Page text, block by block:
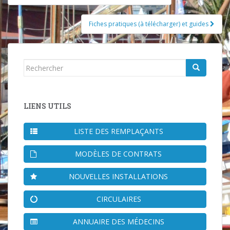
d'article
Fiches pratiques (à télécharger) et guides
Rechercher...
LIENS UTILS
LISTE DES REMPLAÇANTS
MODÈLES DE CONTRATS
NOUVELLES INSTALLATIONS
CIRCULAIRES
ANNUAIRE DES MÉDECINS